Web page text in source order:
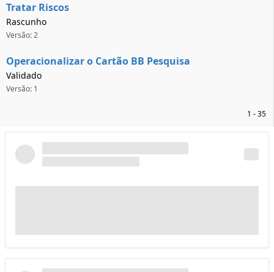
Tratar Riscos
Rascunho
Versão: 2
Operacionalizar o Cartão BB Pesquisa
Validado
Versão: 1
1 - 35